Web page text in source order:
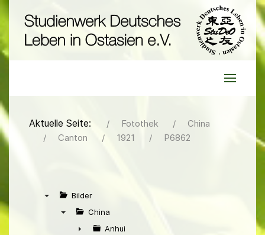
Aktuelle Seite: Fotothek
China
Canton
1921 P6862
Bilder
China
Anhui